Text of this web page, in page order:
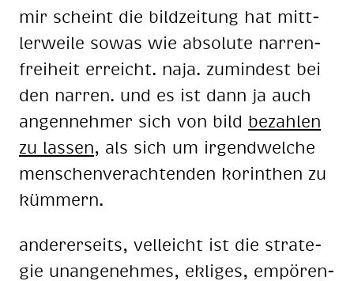
mir scheint die bild­zei­tung hat mitt­
ler­wei­le so­was wie ab­so­lu­te nar­ren­
frei­heit er­reicht. naja. zu­min­dest bei
den nar­ren. und es ist dann ja auch
an­gen­neh­mer sich von bild be­zah­len
zu las­sen, als sich um ir­gend­wel­che
men­schen­ver­ach­ten­den ko­rin­then zu
küm­mern.
an­de­rer­seits, vel­leicht ist die stra­te­
gie un­an­ge­neh­mes, ek­li­ges, em­pö­ren­